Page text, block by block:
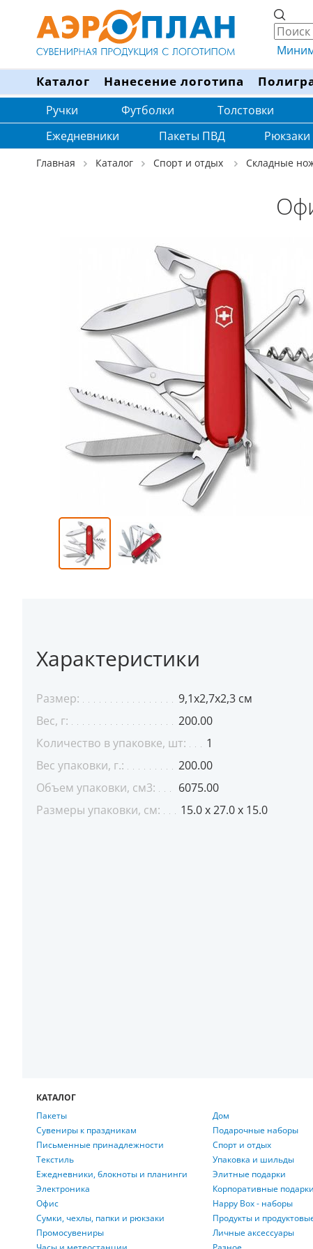
Каталог Нанесение логотипа
Ручки Футболки Толстовки
Ежедневники
Пакеты ПВД Рюкзаки
Главная Каталог Спорт и отдых Складные
Характеристики
Размер:
9,1x2,7x2,3 см
Вес, г:
200.00
Количество в упаковке, шт:
1
Вес упаковки, г.:
200.00
Объем упаковки, см3:
6075.00
Размеры упаковки, см:
15.0 x 27.0 x 15.0
КАТАЛОГ
Пакеты
Сувениры к праздникам
Письменные принадлежности
Текстиль
Ежедневники, блокноты и планинги
Электроника
Офис
Сумки, чехлы, папки и рюкзаки
Промосувениры
Дом
Подарочные наборы
Спорт и отдых
Упаковка и шильды
Элитные подарки
Корпоративные подарки
Happy Box - наборы
Продукты и
Личные аксессуары